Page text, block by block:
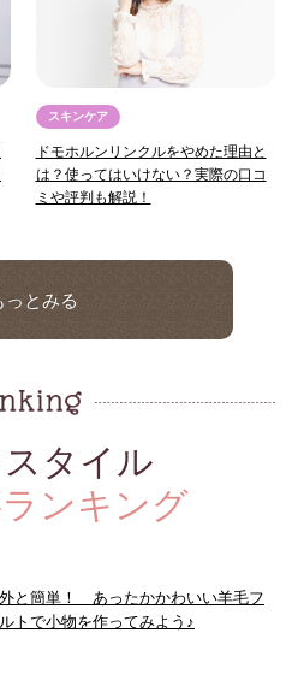
スキンケア
ドモホルンリンクルをやめた理由と
は？使ってはいけない？実際の口コ
ミや評判も解説！
っとみる
タイル
ンキング
と簡単！ あったかかわいい羊毛フ
トで小物を作ってみよう♪